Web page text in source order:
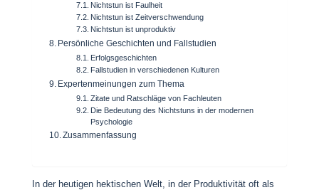
Nichtstun ist Faulheit
Nichtstun ist Zeitverschwendung
Nichtstun ist unproduktiv
Persönliche Geschichten und Fallstudien
Erfolgsgeschichten
Fallstudien in verschiedenen Kulturen
Expertenmeinungen zum Thema
Zitate und Ratschläge von Fachleuten
Die Bedeutung des Nichtstuns in der modernen
Psychologie
Zusammenfassung
In der heutigen hektischen Welt, in der Produktivität oft als